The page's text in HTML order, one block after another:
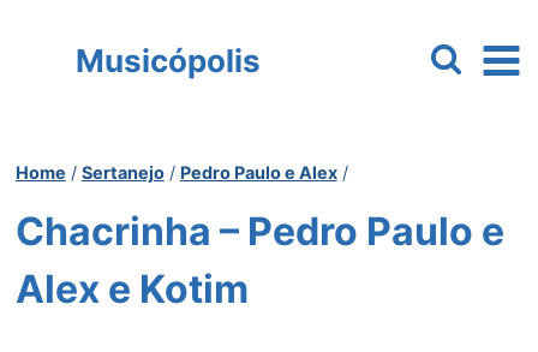
Musicópolis
Home / Sertanejo / Pedro Paulo e Alex /
Chacrinha – Pedro Paulo e
Alex e Kotim